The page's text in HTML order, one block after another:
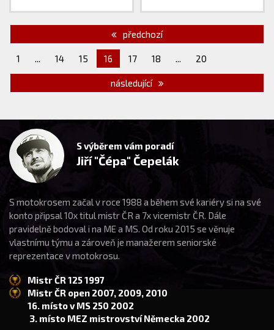
předchozí
1 ... 14 15 16 17 18 ... 20
následující
S výběrem vám poradí
Jiří "Čépa" Čepelák
S motokrosem začal v roce 1988 a během své kariéry si na své
konto připsal 10x titul mistr ČR a 7x vicemistr ČR. Dále
pravidelně bodoval i na ME a MS. Od roku 2015 se věnuje
vlastnímu týmu a zároveň je manažerem seniorské
reprezentace v motokrosu.
Mistr ČR 125 1997
Mistr ČR open 2007, 2009, 2010
16. místo v MS 250 2002
3. místo MEZ mistrovství Německa 2002